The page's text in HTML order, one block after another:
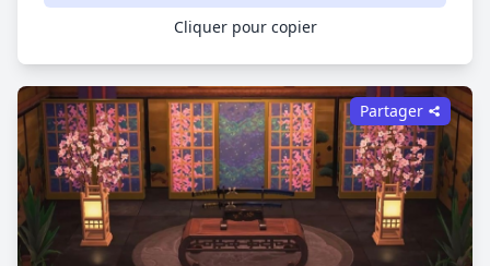
Cliquer pour copier
Partager